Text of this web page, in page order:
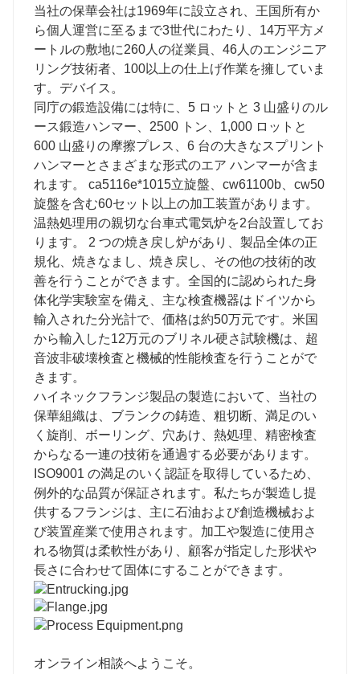
当社の保華会社は1969年に設立され、王国所有か
ら個人運営に至るまで3世代にわたり、14万平方メ
ートルの敷地に260人の従業員、46人のエンジニア
リング技術者、100以上の仕上げ作業を擁していま
す。デバイス。
同庁の鍛造設備には特に、5 ロットと 3 山盛りのル
ース鍛造ハンマー、2500 トン、1,000 ロットと
600 山盛りの摩擦プレス、6 台の大きなスプリント
ハンマーとさまざまな形式のエア ハンマーが含ま
れます。 ca5116e*1015立旋盤、cw61100b、cw50
旋盤を含む60セット以上の加工装置があります。
温熱処理用の親切な台車式電気炉を2台設置してお
ります。 2 つの焼き戻し炉があり、製品全体の正
規化、焼きなまし、焼き戻し、その他の技術的改
善を行うことができます。全国的に認められた身
体化学実験室を備え、主な検査機器はドイツから
輸入された分光計で、価格は約50万元です。米国
から輸入した12万元のブリネル硬さ試験機は、超
音波非破壊検査と機械的性能検査を行うことがで
きます。
ハイネックフランジ製品の製造において、当社の
保華組織は、ブランクの鋳造、粗切断、満足のい
く旋削、ボーリング、穴あけ、熱処理、精密検査
からなる一連の技術を通過する必要があります。
ISO9001 の満足のいく認証を取得しているため、
例外的な品質が保証されます。私たちが製造し提
供するフランジは、主に石油および創造機械およ
び装置産業で使用されます。加工や製造に使用さ
れる物質は柔軟性があり、顧客が指定した形状や
長さに合わせて固体にすることができます。
オンライン相談へようこそ。